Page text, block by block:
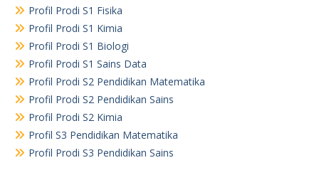
Profil Prodi S1 Fisika
Profil Prodi S1 Kimia
Profil Prodi S1 Biologi
Profil Prodi S1 Sains Data
Profil Prodi S2 Pendidikan Matematika
Profil Prodi S2 Pendidikan Sains
Profil Prodi S2 Kimia
Profil S3 Pendidikan Matematika
Profil Prodi S3 Pendidikan Sains